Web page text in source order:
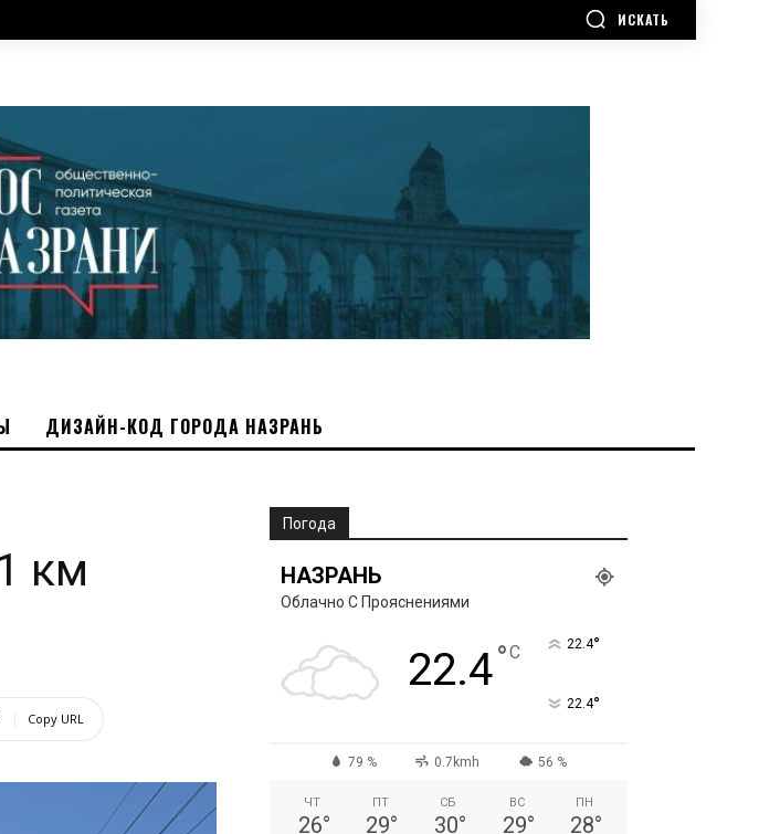
ИСКАТЬ
ДИЗАЙН-КОД ГОРОДА НАЗРАНЬ
км
Copy URL
Погода
НАЗРАНЬ
Облачно С Прояснениями
22.4°C 22.4°
22.4°
79 % 0.7kmh 56 %
ЧТ
26°
ПТ
29°
СБ
30°
ВС
29°
ПН
28°